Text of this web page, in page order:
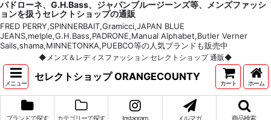
パドローネ、G.H.Bass、ジャパンブルージーンズ等、メンズファッシ
ョンを扱うセレクトショップの通販
FRED PERRY,SPINNERBAIT,Gramicci,JAPAN BLUE
JEANS,melple,G.H.Bass,PADRONE,Manual Alphabet,Butler Verner
Sails,shama,MINNETONKA,PUEBCO等の人気ブランドも販売中
◆メンズ＆レディスファッション セレクトショップ 通販◆
メニュー
セレクトショップ ORANGECOUNTY
カート ホーム
ブランドで探す カテゴリーで探す Instagram メルマガ 商品検索